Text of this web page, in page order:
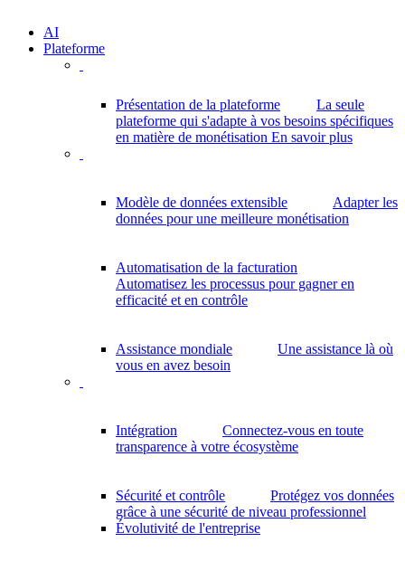
AI
Plateforme
Présentation de la plateforme
La seule
plateforme qui s'adapte à vos besoins spécifiques
en matière de monétisation En savoir plus
Modèle de données extensible
Adapter les
données pour une meilleure monétisation
Automatisation de la facturation
Automatisez les processus pour gagner en
efficacité et en contrôle
Assistance mondiale
Une assistance là où
vous en avez besoin
Intégration
Connectez-vous en toute
transparence à votre écosystème
Sécurité et contrôle
Protégez vos données
grâce à une sécurité de niveau professionnel
Évolutivité de l'entreprise